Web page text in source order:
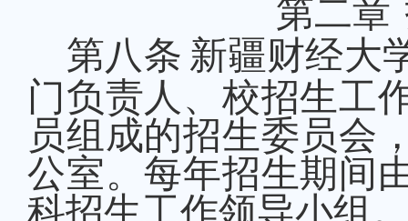
第二章
第八条 新疆财经大
门负责人、校招生工
员组成的招生委员会
公室。每年招生期间
科招生工作领导小组